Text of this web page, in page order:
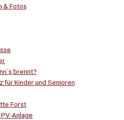
& Fotos
brennt?
für Kinder und Senioren
Forst
Anlage